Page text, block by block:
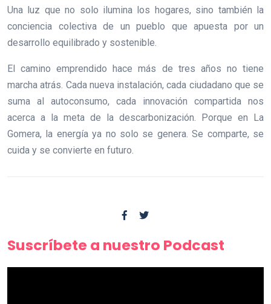
Una luz que no solo ilumina los hogares, sino también la
conciencia colectiva de un pueblo que apuesta por un
desarrollo equilibrado y sostenible.
El camino emprendido hace más de tres años no tiene
marcha atrás. Cada nueva instalación, cada ciudadano que se
suma al autoconsumo, cada innovación compartida nos
acerca a la meta de la descarbonización. Porque en La
Gomera, la energía ya no solo se genera. Se comparte, se
cuida y se convierte en futuro.
Suscríbete a nuestro Podcast